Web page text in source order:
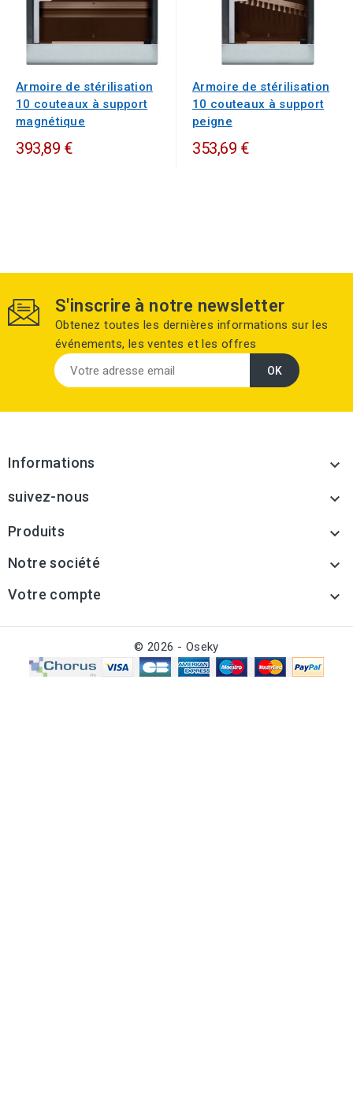
Armoire de stérilisation
10 couteaux à support
magnétique
393,89 €
Armoire de stérilisation
10 couteaux à support
peigne
353,69 €
S'inscrire à notre newsletter
Obtenez toutes les dernières informations sur les
événements, les ventes et les offres
Informations 
suivez-nous 
Produits 
Notre société 
Votre compte 
© 2026 - Oseky